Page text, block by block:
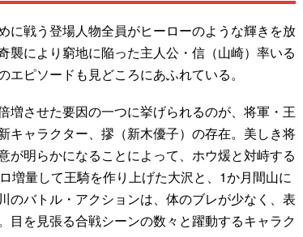
に戦う登場人物全員がヒーローのような輝きを放
襲により窮地に陥った主人公・信（山崎）率いる
ピソードも見どころにあふれている。
させた要因の一つに挙げられるのが、将軍・王
キャラクター、摎（新木優子）の存在。美しき将
が明らかになることによって、ホウ煖と対峙する
増量して王騎を作り上げた大沢と、1か月間山に
のバトル・アクションは、体のブレが少なく、表
目を見張る合戦シーンの数々と躍動するキャラク